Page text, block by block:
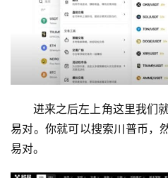
进来之后左上角这里我们
易对。你就可以搜索川普币，
易对。